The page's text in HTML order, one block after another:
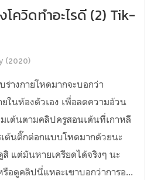
ควิดทำอะไรดี (2) Tik-
(2020)
างกายโหดมากจะบอกว่า
ในห้องตัวเอง เพื่อลดความอ้วน
เต้นตามคลิปครูสอนเต้นที่เกาหลี
เต้นติ๊กต่อกแบบโหดมากด้วยนะ
แต่มันหายเครียดได้จริงๆ นะ
อดูคลิปนี่แหละเขาบอกว่าการอ...